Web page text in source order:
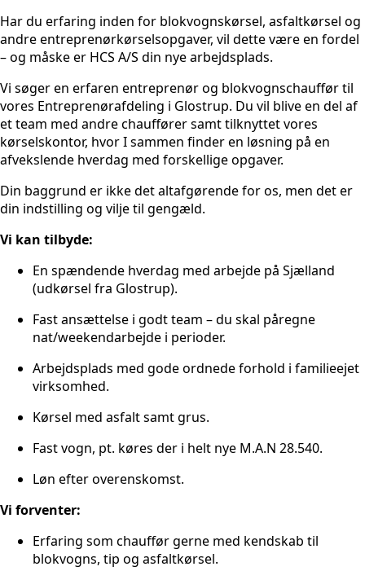
Har du erfaring inden for blokvognskørsel, asfaltkørsel og
andre entreprenørkørselsopgaver, vil dette være en fordel
– og måske er HCS A/S din nye arbejdsplads.
Vi søger en erfaren entreprenør og blokvognschauffør til
vores Entreprenørafdeling i Glostrup. Du vil blive en del af
et team med andre chauffører samt tilknyttet vores
kørselskontor, hvor I sammen finder en løsning på en
afvekslende hverdag med forskellige opgaver.
Din baggrund er ikke det altafgørende for os, men det er
din indstilling og vilje til gengæld.
Vi kan tilbyde:
En spændende hverdag med arbejde på Sjælland
(udkørsel fra Glostrup).
Fast ansættelse i godt team – du skal påregne
nat/weekendarbejde i perioder.
Arbejdsplads med gode ordnede forhold i familieejet
virksomhed.
Kørsel med asfalt samt grus.
Fast vogn, pt. køres der i helt nye M.A.N 28.540.
Løn efter overenskomst.
Vi forventer:
Erfaring som chauffør gerne med kendskab til
blokvogns, tip og asfaltkørsel.